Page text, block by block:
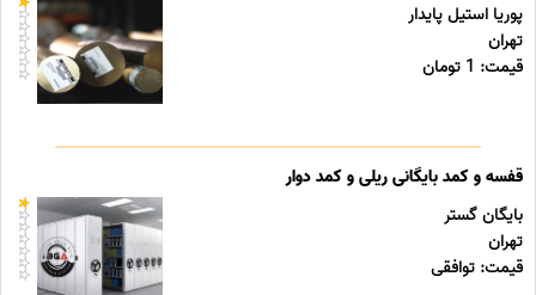
پوریا استیل پایدار
تهران
قیمت: 1 تومان
قفسه و کمد بایگانی ریلی و کمد دوار
بایگان گستر
تهران
قیمت: توافقی